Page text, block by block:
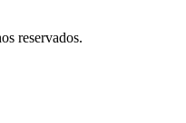
reservados.